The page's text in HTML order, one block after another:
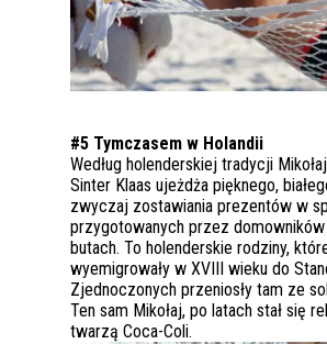
#5 Tymczasem w Holandii
Według holenderskiej tradycji
Sinter Klaas ujeżdża pięknego,
zwyczaj zostawiania prezentów w
przygotowanych przez
butach. To holenderskie rodziny,
wyemigrowały w XVIII wieku do
Zjednoczonych przeniosły tam ze
Ten sam Mikołaj, po latach stał się
twarzą Coca-Coli.